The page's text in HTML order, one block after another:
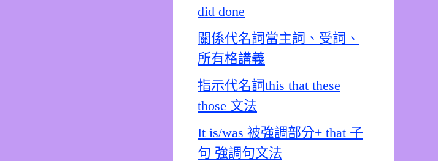
did done
關係代名詞當主詞、受詞、
所有格講義
指示代名詞this that these
those 文法
It is/was 被強調部分+ that 子
句 強調句文法